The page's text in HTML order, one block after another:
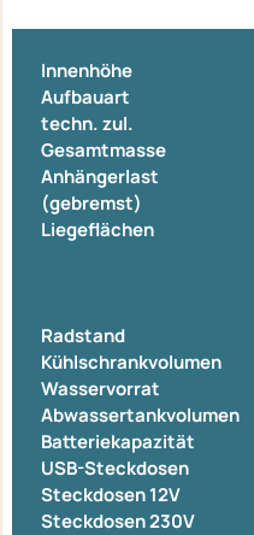
Innenhöhe
Aufbauart
techn. zul.
Gesamtmasse
Anhängerlast
(gebremst)
Liegeflächen
Radstand
Kühlschrankvolumen
Wasservorrat
Abwassertankvolumen
Batteriekapazität
USB-Steckdosen
Steckdosen 12V
Steckdosen 230V